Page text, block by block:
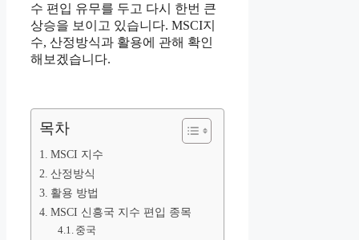
수 편입 유무를 두고 다시 한번 큰
상승을 보이고 있습니다. MSCI지
수, 산정방식과 활용에 관해 확인
해보겠습니다.
목차
MSCI 지수
산정방식
활용 방법
MSCI 신흥국 지수 편입 종목
중국